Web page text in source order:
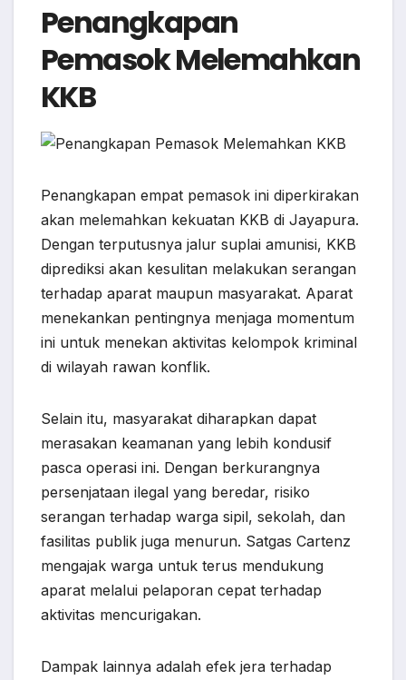
Penangkapan
Pemasok Melemahkan
KKB
Penangkapan empat pemasok ini diperkirakan
akan melemahkan kekuatan KKB di Jayapura.
Dengan terputusnya jalur suplai amunisi, KKB
diprediksi akan kesulitan melakukan serangan
terhadap aparat maupun masyarakat. Aparat
menekankan pentingnya menjaga momentum
ini untuk menekan aktivitas kelompok kriminal
di wilayah rawan konflik.
Selain itu, masyarakat diharapkan dapat
merasakan keamanan yang lebih kondusif
pasca operasi ini. Dengan berkurangnya
persenjataan ilegal yang beredar, risiko
serangan terhadap warga sipil, sekolah, dan
fasilitas publik juga menurun. Satgas Cartenz
mengajak warga untuk terus mendukung
aparat melalui pelaporan cepat terhadap
aktivitas mencurigakan.
Dampak lainnya adalah efek jera terhadap